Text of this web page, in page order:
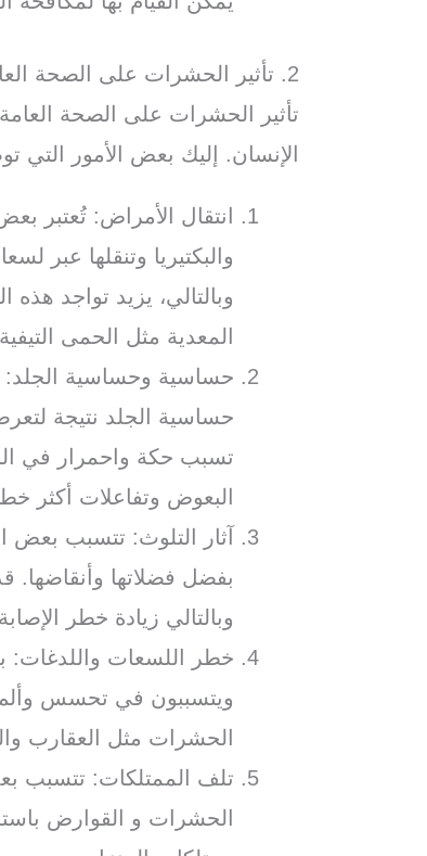
2. تأثير الحشرات على الصحة العامة والسلامة
تأثير الحشرات على الصحة
الإنسان. إليك بعض الأمور التي
انتقال الأمراض: تُعتبر
والبكتيريا وتنقلها عبر
وبالتالي، يزيد تواجد
المعدية مثل الحمى
حساسية وحساسية
حساسية الجلد نتيجة
تسبب حكة واحمرار في
البعوض وتفاعلات أكثر
آثار التلوث: تتسبب
بفضل فضلاتها وأنقاضها.
وبالتالي زيادة خطر
خطر اللسعات واللدغات:
ويتسببون في تحسس
الحشرات مثل العقارب
تلف الممتلكات: تتسبب
الحشرات و القوارض